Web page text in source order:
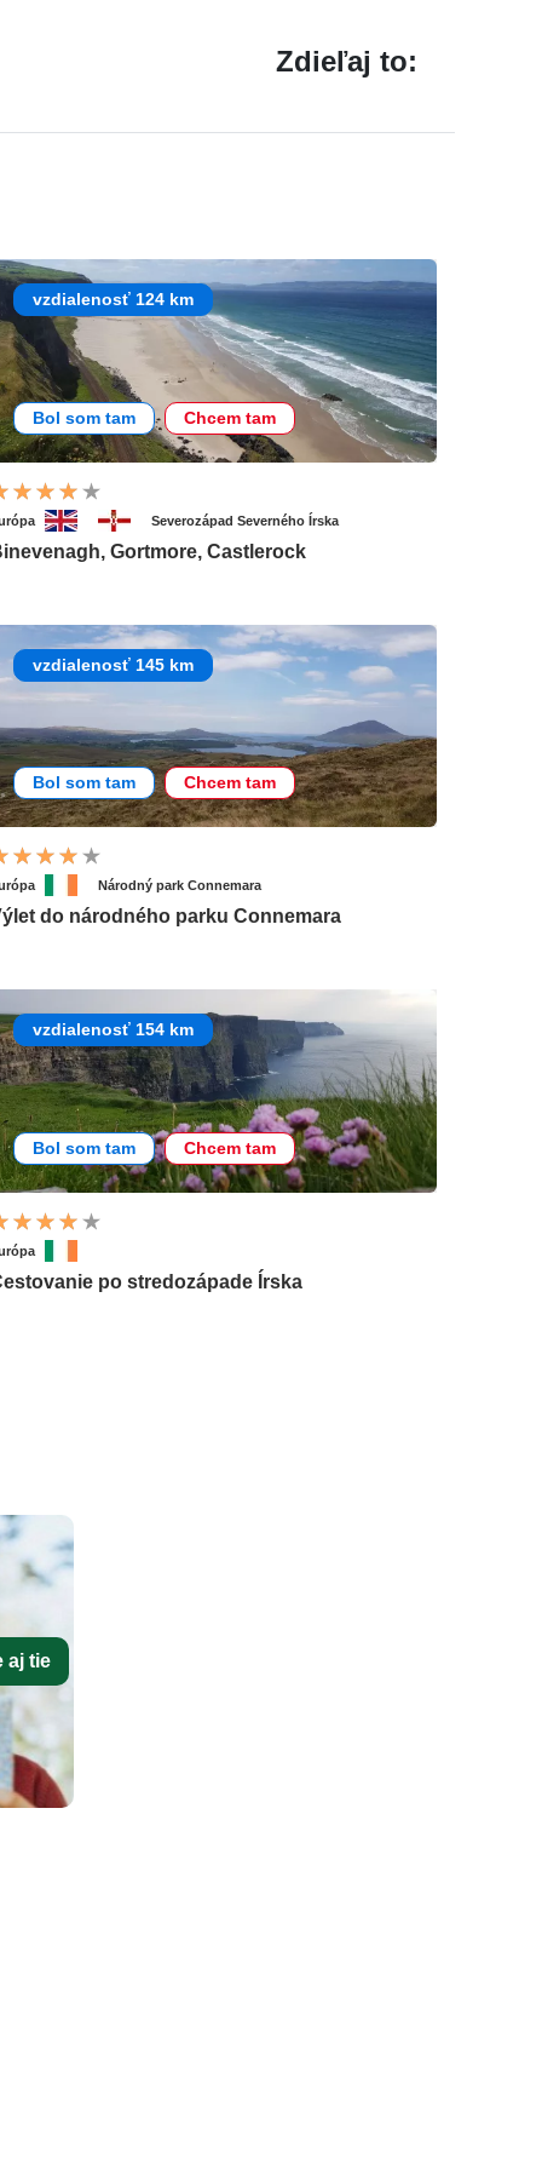
Zdieľaj to:
vzdialenosť 124 km
Bol som tam Chcem tam
Severozápad Severného Írska
Gortmore, Castlerock
vzdialenosť 145 km
Bol som tam Chcem tam
Národný park Connemara
do národného parku Connemara
vzdialenosť 154 km
Bol som tam Chcem tam
po stredozápade Írska
aj tie